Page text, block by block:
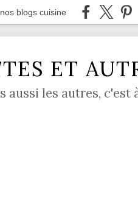
blogs cuisine
ET
aussi les autres, c'est